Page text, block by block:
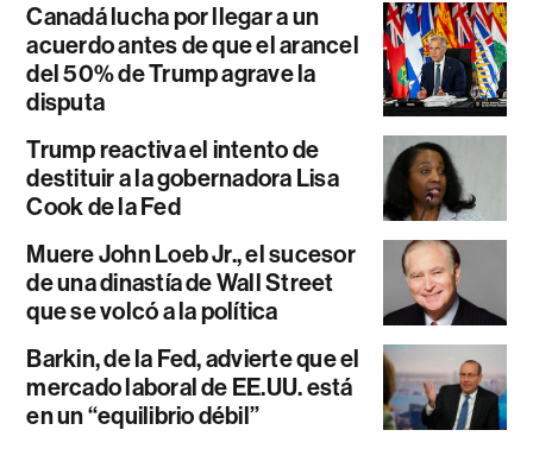
Canadá lucha por llegar a un
acuerdo antes de que el arancel
del 50% de Trump agrave la
disputa
Trump reactiva el intento de
destituir a la gobernadora Lisa
Cook de la Fed
Muere John Loeb Jr., el sucesor
de una dinastía de Wall Street
que se volcó a la política
Barkin, de la Fed, advierte que el
mercado laboral de EE.UU. está
en un “equilibrio débil”